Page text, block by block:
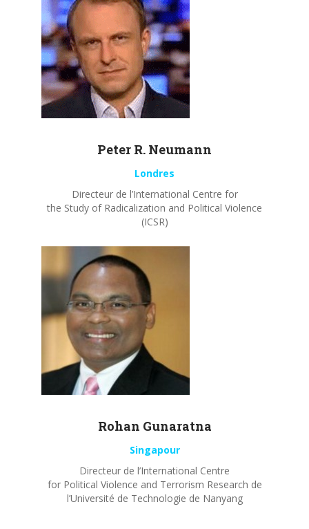
Peter R. Neumann
Londres
Directeur de l’International Centre for
the Study of Radicalization and Political Violence
(ICSR)
Rohan Gunaratna
Singapour
Directeur de l’International Centre
for Political Violence and Terrorism Research de
l’Université de Technologie de Nanyang